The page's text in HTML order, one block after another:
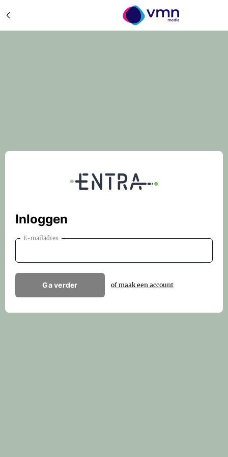
Inloggen
E-mailadres
Ga verder of maak een account